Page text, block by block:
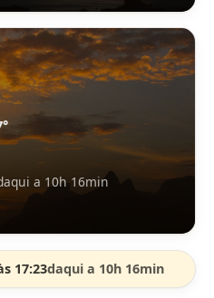
a 10h 16min
17:23daqui a 10h 16min